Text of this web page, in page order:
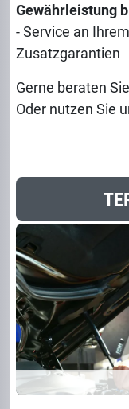
Gewährleistung
- Service an
Zusatzgarantien
Gerne beraten
Oder nutzen Sie